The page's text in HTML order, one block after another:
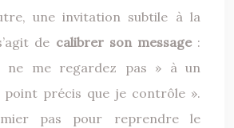
une invitation subtile à la
de calibrer son message:
ne me regardez pas » à un
point précis que je contrôle ».
pas pour reprendre le